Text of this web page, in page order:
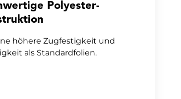
Polyester-
höhere Zugfestigkeit und
als Standardfolien.